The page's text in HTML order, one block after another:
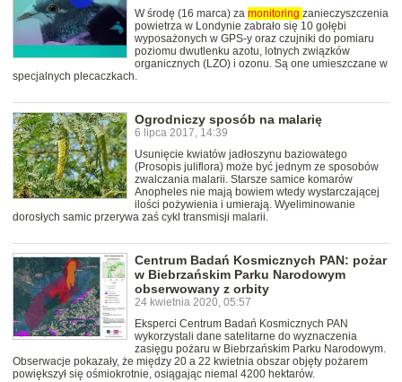
W środę (16 marca) za monitoring zanieczyszczenia
powietrza w Londynie zabrało się 10 gołębi
wyposażonych w GPS-y oraz czujniki do pomiaru
poziomu dwutlenku azotu, lotnych związków
organicznych (LZO) i ozonu. Są one umieszczane w
specjalnych plecaczkach.
Ogrodniczy sposób na malarię
6 lipca 2017, 14:39
Usunięcie kwiatów jadłoszynu baziowatego
(Prosopis juliflora) może być jednym ze sposobów
zwalczania malarii. Starsze samice komarów
Anopheles nie mają bowiem wtedy wystarczającej
ilości pożywienia i umierają. Wyeliminowanie
dorosłych samic przerywa zaś cykl transmisji malarii.
Centrum Badań Kosmicznych PAN: pożar
w Biebrzańskim Parku Narodowym
obserwowany z orbity
24 kwietnia 2020, 05:57
Eksperci Centrum Badań Kosmicznych PAN
wykorzystali dane satelitarne do wyznaczenia
zasięgu pożaru w Biebrzańskim Parku Narodowym.
Obserwacje pokazały, że między 20 a 22 kwietnia obszar objęty pożarem
powiększył się ośmiokrotnie, osiągając niemal 4200 hektarów.